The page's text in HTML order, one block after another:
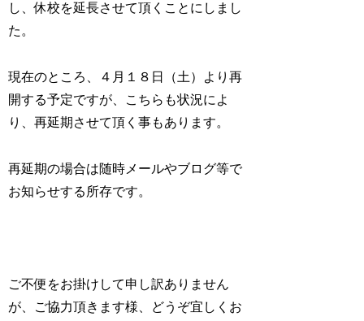
し、休校を延長させて頂くことにしまし
た。
現在のところ、４月１８日（土）より再
開する予定ですが、こちらも状況によ
り、再延期させて頂く事もあります。
再延期の場合は随時メールやブログ等で
お知らせする所存です。
ご不便をお掛けして申し訳ありません
が、ご協力頂きます様、どうぞ宜しくお